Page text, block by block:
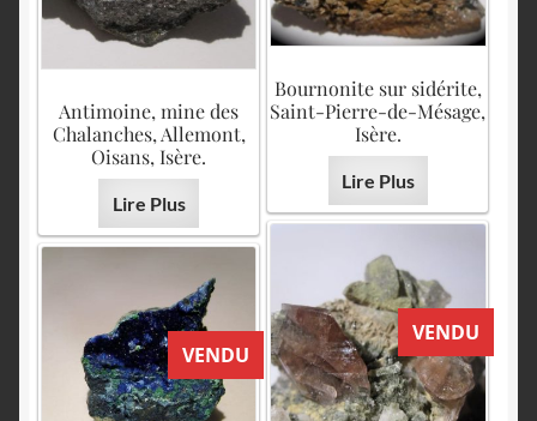
Bournonite sur sidérite,
Saint-Pierre-de-Mésage,
Isère.
Lire Plus
Antimoine, mine des
Chalanches, Allemont,
Oisans, Isère.
Lire Plus
VENDU
VENDU